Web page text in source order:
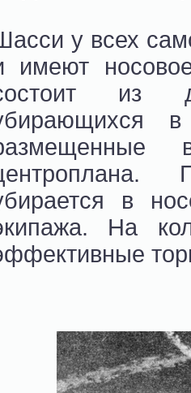
у всех
имеют
из
в
в
На